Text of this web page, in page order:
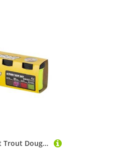
Berkley PowerBait Trout Dough Season Pack, 4 Farben und Geschmacksrichtungen für das ganzjährige Forellenfischen, mit Duftstoffen versetzter, formbarer Köder, alle Könnensstufen, Frühjahrspackung